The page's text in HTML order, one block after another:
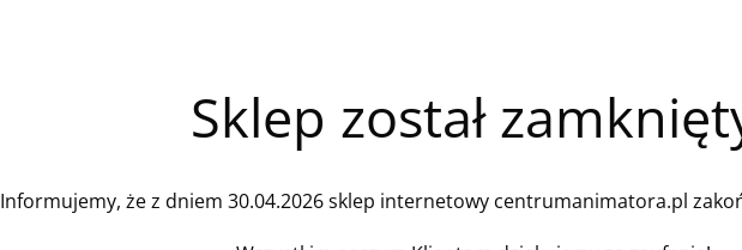
Sklep został
Informujemy, że z dniem 30.04.2026 sklep internetowy centrumanimatora.pl